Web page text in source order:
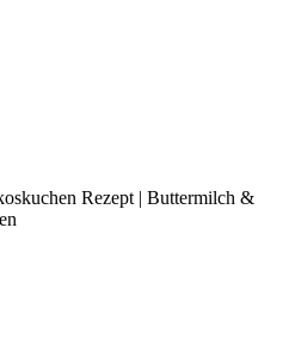
Rezept | Buttermilch &